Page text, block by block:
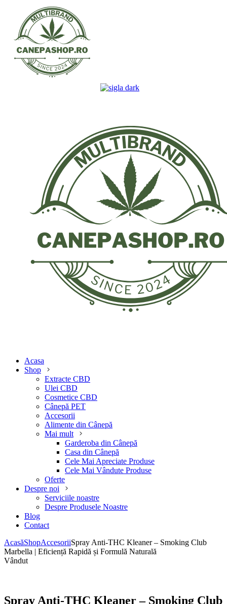
Acasa
Shop
Extracte CBD
Ulei CBD
Cosmetice CBD
Cânepă PET
Accesorii
Alimente din Cânepă
Mai mult
Garderoba din Cânepă
Casa din Cânepă
Cele Mai Apreciate Produse
Cele Mai Vândute Produse
Oferte
Despre noi
Serviciile noastre
Despre Produsele Noastre
Blog
Contact
AcasăShopAccesoriiSpray Anti-THC Kleaner – Smoking Club
Marbella | Eficiență Rapidă și Formulă Naturală
Vândut
Spray Anti-THC Kleaner – Smoking Club